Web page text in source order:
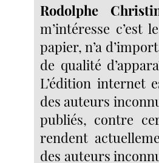
Rodolphe
m’intéresse
papier, n’a
de qualité
L’édition internet
des auteurs
publiés, contre
rendent
des auteurs